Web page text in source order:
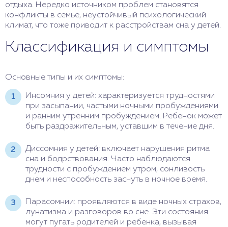
отдыха. Нередко источником проблем становятся
конфликты в семье, неустойчивый психологический
климат, что тоже приводит к расстройствам сна у детей.
Классификация и симптомы
Основные типы и их симптомы:
Инсомния у детей: характеризуется трудностями
при засыпании, частыми ночными пробуждениями
и ранним утренним пробуждением. Ребенок может
быть раздражительным, уставшим в течение дня.
Диссомния у детей: включает нарушения ритма
сна и бодрствования. Часто наблюдаются
трудности с пробуждением утром, сонливость
днем и неспособность заснуть в ночное время.
Парасомнии: проявляются в виде ночных страхов,
лунатизма и разговоров во сне. Эти состояния
могут пугать родителей и ребенка, вызывая